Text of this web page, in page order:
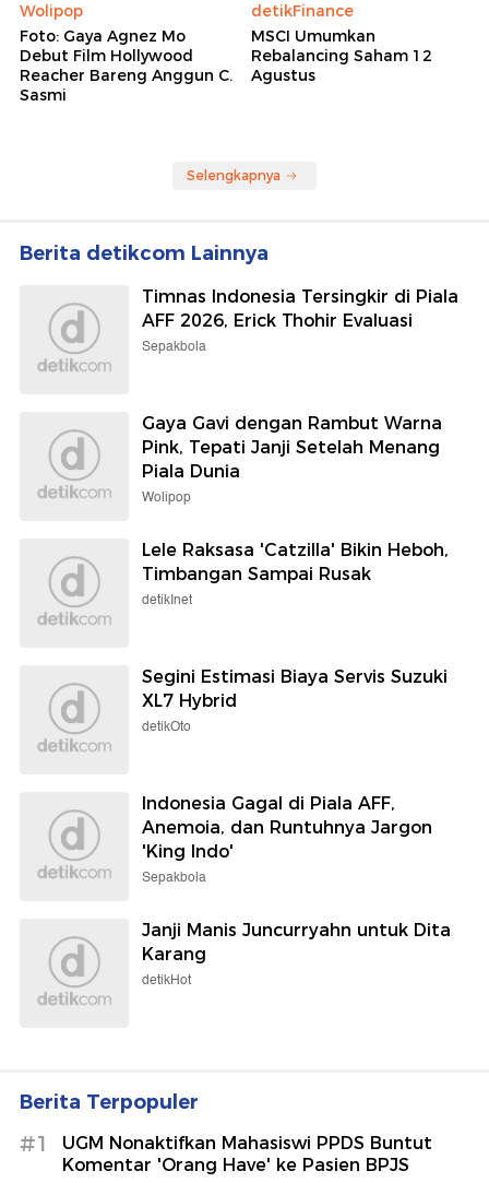
Wolipop
Foto: Gaya Agnez Mo
Debut Film Hollywood
Reacher Bareng Anggun C.
Sasmi
detikFinance
MSCI Umumkan
Rebalancing Saham 12
Agustus
Selengkapnya
Berita detikcom Lainnya
Timnas Indonesia Tersingkir di Piala
AFF 2026, Erick Thohir Evaluasi
Sepakbola
Gaya Gavi dengan Rambut Warna
Pink, Tepati Janji Setelah Menang
Piala Dunia
Wolipop
Lele Raksasa 'Catzilla' Bikin Heboh,
Timbangan Sampai Rusak
detikInet
Segini Estimasi Biaya Servis Suzuki
XL7 Hybrid
detikOto
Indonesia Gagal di Piala AFF,
Anemoia, dan Runtuhnya Jargon
'King Indo'
Sepakbola
Janji Manis Juncurryahn untuk Dita
Karang
detikHot
Berita Terpopuler
#1
UGM Nonaktifkan Mahasiswi PPDS Buntut
Komentar 'Orang Have' ke Pasien BPJS